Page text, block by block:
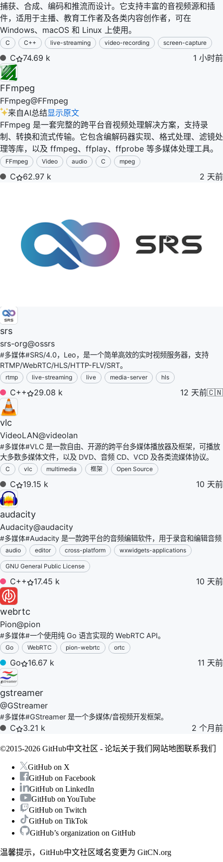
捕获、合成、编码和推流而设计。它支持丰富的音视频源和插
件，适用于主播、教育工作者及各类内容创作者，可在
Windows、macOS 和 Linux 上使用。
C C++ live-streaming video-recording screen-capture
C 74.69 k 1 小时前
FFmpeg
FFmpeg@FFmpeg
来自AI总结显示原文
FFmpeg 是一套完整的跨平台音视频处理解决方案，支持录
制、转换和流式传输。它包含编解码器实现、格式处理、滤镜处
理等库，以及 ffmpeg、ffplay、ffprobe 等多媒体处理工具。
FFmpeg Video audio C mpeg
C 62.97 k 2 天前
srs
srs-org@ossrs
#多媒体#SRS/4.0，Leo，是一个简单高效的实时视频服务器，支持
RTMP/WebRTC/HLS/HTTP-FLV/SRT。
rtmp live-streaming live media-server hls
C++ 29.08 k 12 天前🇨🇳
vlc
VideoLAN@videolan
#多媒体#VLC 是一款自由、开源的跨平台多媒体播放器及框架，可播放
大多数多媒体文件，以及 DVD、音频 CD、VCD 及各类流媒体协议。
C vlc multimedia 框架 Open Source
C 19.15 k 10 天前
audacity
Audacity@audacity
#多媒体#Audacity 是一款跨平台的音频编辑软件，用于录音和编辑音频
audio editor cross-platform wxwidgets-applications
GNU General Public License
C++ 17.45 k 10 天前
webrtc
Pion@pion
#多媒体#一个使用纯 Go 语言实现的 WebRTC API。
Go WebRTC pion-webrtc ortc
Go 16.67 k 11 天前
gstreamer
@GStreamer
#多媒体#GStreamer 是一个多媒体/音视频开发框架。
C 3.21 k 2 个月前
©2015-2026 GitHub中文社区 - 论坛关于我们 网站地图联系我们
GitHub on X
GitHub on Facebook
GitHub on LinkedIn
GitHub on YouTube
GitHub on Twitch
GitHub on TikTok
GitHub’s organization on GitHub
温馨提示，GitHub中文社区域名变更为 GitCN.org